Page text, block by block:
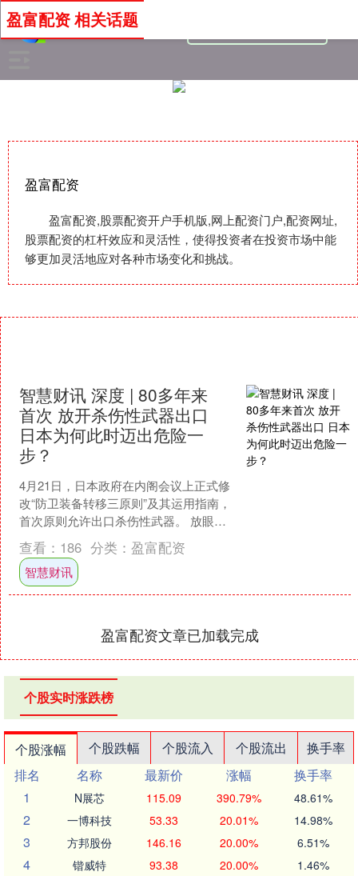
盈富配资
盈富配资,股票配资开户手机版,网上配资门户,配资网址,
股票配资的杠杆效应和灵活性，使得投资者在投资市场中能
够更加灵活地应对各种市场变化和挑战。
盈富配资 相关话题
智慧财讯 深度 | 80多年来
首次 放开杀伤性武器出口
日本为何此时迈出危险一
步？
4月21日，日本政府在内阁会议上正式修
改“防卫装备转移三原则”及其运用指南，
首次原则允许出口杀伤性武器。 放眼战
后80多年历程，此举标志着日本长期相
对严格的武器....
查看： 186 分类： 盈富配资
智慧财讯
盈富配资文章已加载完成
个股实时涨跌榜
个股涨幅 个股跌幅 个股流入 个股流出
换手率
排名
名称 最新价 涨幅
换手率
1
N展芯 115.09 390.79% 48.61%
2 一博科技 53.33 20.01% 14.98%
3 方邦股份 146.16 20.00% 6.51%
4 锴威特 93.38 20.00% 1.46%